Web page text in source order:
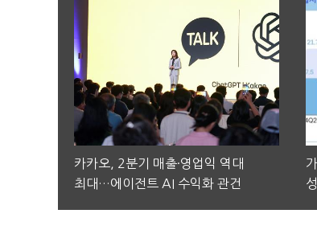
카카오, 2분기 매출·영업익 역대
최대…에이전트 AI 수익화 관건